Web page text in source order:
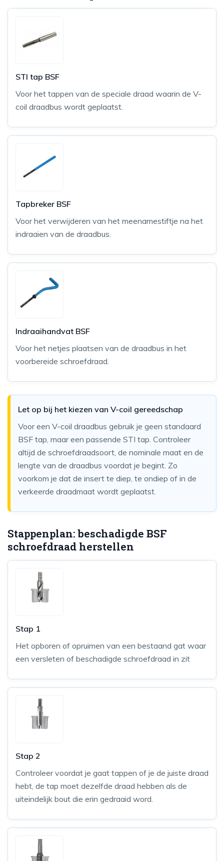
STI tap BSF
Voor het tappen van de speciale draad waarin de V-
coil draadbus wordt geplaatst.
Tapbreker BSF
Voor het verwijderen van het meenamestiftje na het
indraaien van de draadbus.
Indraaihandvat BSF
Voor het netjes plaatsen van de draadbus in het
voorbereide schroefdraad.
Let op bij het kiezen van V-coil gereedschap
Voor een V-coil draadbus gebruik je geen standaard
BSF tap, maar een passende STI tap. Controleer
altijd de schroefdraadsoort, de nominale maat en de
lengte van de draadbus voordat je begint. Zo
voorkom je dat de insert te diep, te ondiep of in de
verkeerde draadmaat wordt geplaatst.
Stappenplan: beschadigde BSF
schroefdraad herstellen
Stap 1
Het opboren of opruimen van een bestaand gat waar
een versleten of beschadigde schroefdraad in zit
Stap 2
Controleer voordat je gaat tappen of je de juiste draad
hebt, de tap moet dezelfde draad hebben als de
uiteindelijk bout die erin gedraaid word.